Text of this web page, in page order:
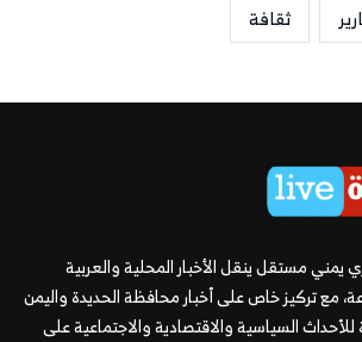
ثقافة
يمني مستقل ينقل الأخبار المحلية والعربية
مع تركيز خاص على أخبار محافظة الحديدة واليمن
السياسية والاقتصادية والاجتماعية على